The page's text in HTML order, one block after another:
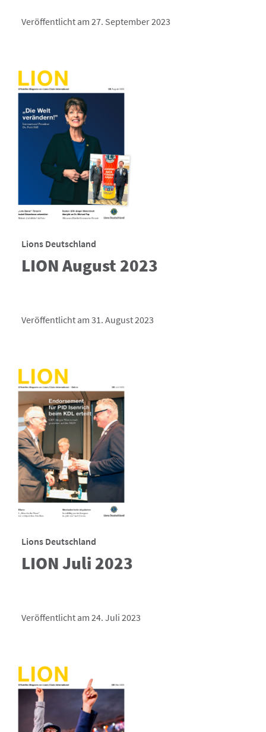
Veröffentlicht am 27. September 2023
Lions Deutschland
LION August 2023
Veröffentlicht am 31. August 2023
Lions Deutschland
LION Juli 2023
Veröffentlicht am 24. Juli 2023